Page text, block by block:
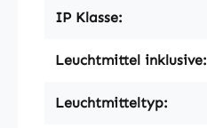
IP Klasse:
Leuchtmittel inklusive:
Leuchtmitteltyp: